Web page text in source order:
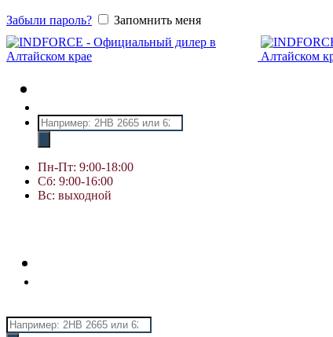
Забыли пароль? Запомнить меня
Поиск
товаров
Пн-Пт: 9:00-18:00
Сб: 9:00-16:00
Вс: выходной
Поиск